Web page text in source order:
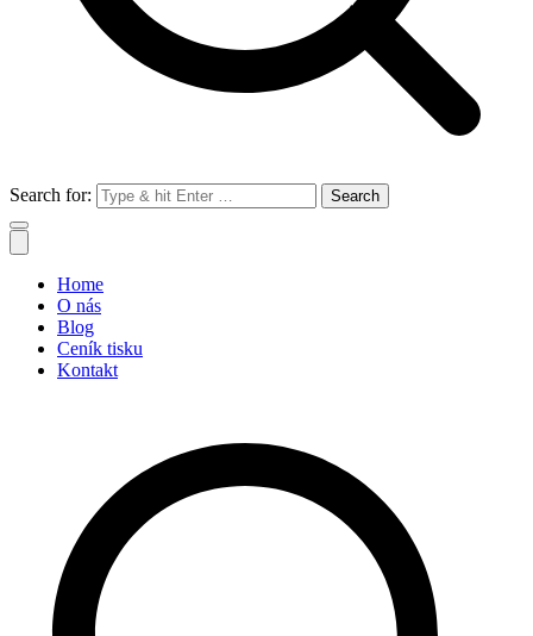
Search for:
Home
O nás
Blog
Ceník tisku
Kontakt